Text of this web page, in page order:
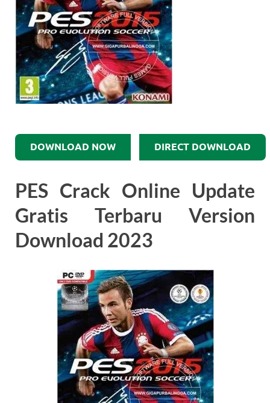
DOWNLOAD NOW DIRECT DOWNLOAD
PES Crack Online Update
Gratis Terbaru Version
Download 2023